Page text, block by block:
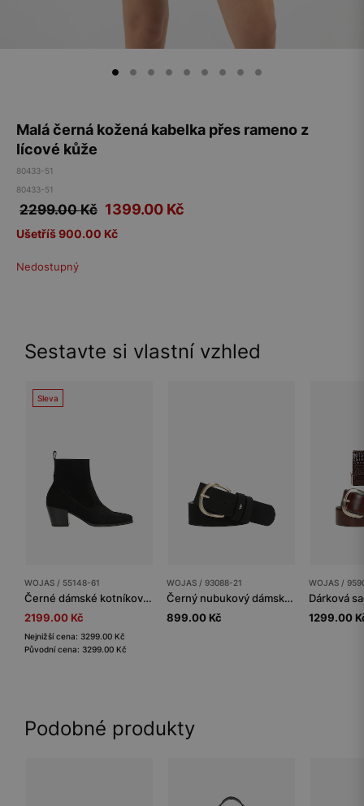
Malá černá kožená kabelka přes rameno z
lícové kůže
80433-51
80433-51
2299.00 Kč 1399.00 Kč
Ušetříš 900.00 Kč
Nedostupný
Sestavte si vlastní vzhled
Sleva
WOJAS / 55148-61
Černé dámské kotníkové boty z kvalitní velurové kůže
2199.00 Kč
Nejnižší cena: 3299.00 Kč
Původní cena: 3299.00 Kč
WOJAS / 93088-21
Černý nubukový dámský pásek se zlatou sponou
899.00 Kč
WOJAS /
1299.00
Podobné produkty